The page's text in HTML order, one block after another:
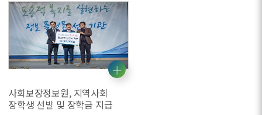
사회보장정보원, 지역사회
장학생 선발 및 장학금 지급